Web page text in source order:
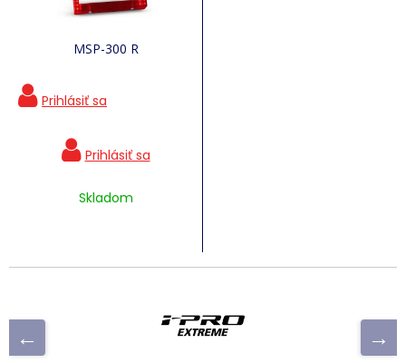
MSP-300 R
Skladom